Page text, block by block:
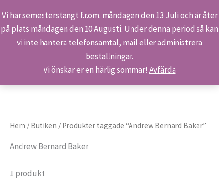
Vi har semesterstängt f.r.om. måndagen den 13 Juli och är åter
på plats måndagen den 10 Augusti. Under denna period så kan
vi inte hantera telefonsamtal, mail eller administrera
beställningar.
Vi önskar er en härlig sommar! Avfärda
Hoppa
Sök
Hem Produkter Andrew Bernard Baker
Hem / Butiken / Produkter taggade “Andrew Bernard Baker”
Andrew Bernard Baker
1 produkt